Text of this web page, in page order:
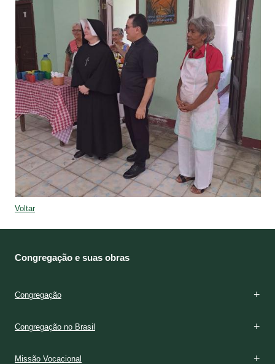
Voltar
Congregação e suas obras
Congregação
Congregação no Brasil
Missão Vocacional